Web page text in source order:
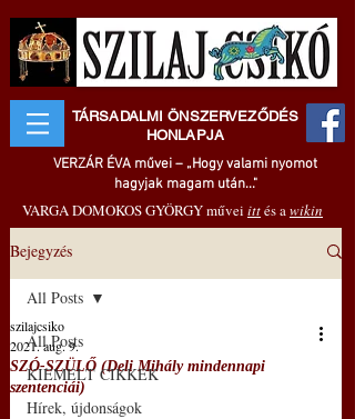
TÁRSADALMI ÖNSZERVEZŐDÉS
HONLAPJA
VERZÁR ÉVA művei – „Hogy valami nyomot
hagyjak magam után..."
VARGA DOMOKOS GYÖRGY művei ittés awikin
Bejegyzés
All Posts
KIEMELT CIKKEK
Hírek, újdonságok
All Posts
SZÓ-SZÜLŐ (Deli Mihály mindennapi
szentenciái)
szilajcsiko
2021. aug. 9.